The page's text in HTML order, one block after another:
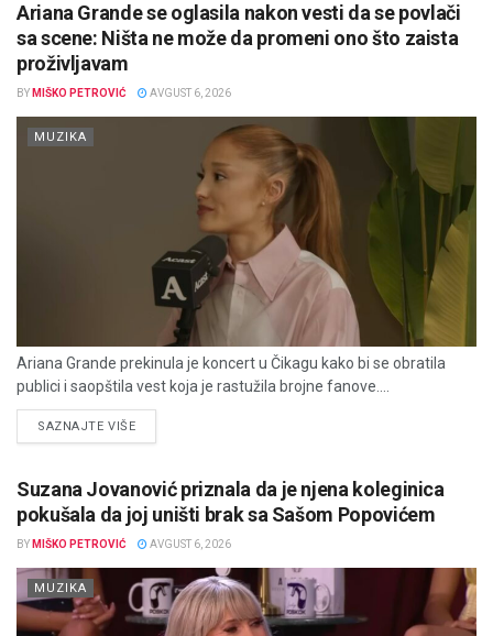
Ariana Grande se oglasila nakon vesti da se povlači
sa scene: Ništa ne može da promeni ono što zaista
proživljavam
BY MIŠKO PETROVIĆ AVGUST 6, 2026
MUZIKA
Ariana Grande prekinula je koncert u Čikagu kako bi se obratila
publici i saopštila vest koja je rastužila brojne fanove....
SAZNAJTE VIŠEDETAILS
Suzana Jovanović priznala da je njena koleginica
pokušala da joj uništi brak sa Sašom Popovićem
BY MIŠKO PETROVIĆ AVGUST 6, 2026
MUZIKA